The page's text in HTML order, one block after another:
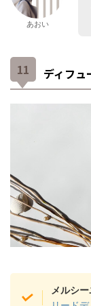
あおい
ディフュ
メルシ